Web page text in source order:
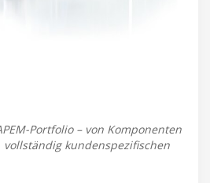
Portfolio – von Komponenten
kundenspezifischen